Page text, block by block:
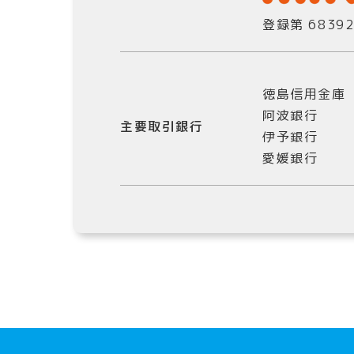
登録第
主要取引銀行
徳島信用金庫
阿波銀行
伊予銀行
愛媛銀行